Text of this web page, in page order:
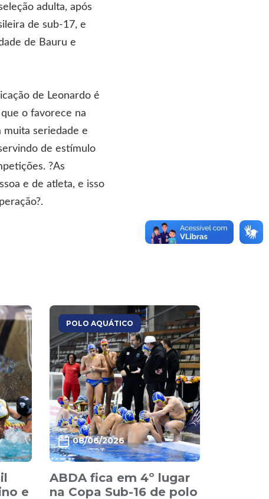
adulta, após
de sub-17, e
de Bauru e
de Leonardo é
o favorece na
seriedade e
de estímulo
?As
e de atleta, e isso
e
POLO AQUÁTICO
08/06/2026
ABDA fica em 4º lugar
na Copa Sub-16 de polo